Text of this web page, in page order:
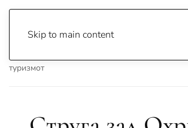
Skip to main content
туризмот